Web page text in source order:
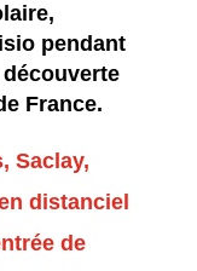
pendant
France.
Saclay,
distanciel
de